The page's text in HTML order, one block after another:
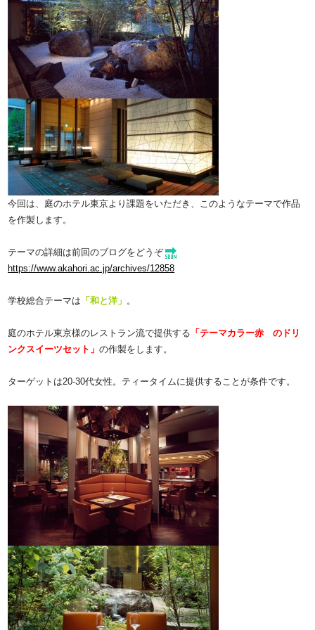
今回は、庭のホテル東京より課題をいただき、このようなテーマで作品
を作製します。
テーマの詳細は前回のブログをどうぞ
https://www.akahori.ac.jp/archives/12858
学校総合テーマは 「和と洋」 。
庭のホテル東京様のレストラン流で提供する 「テーマカラー赤 のドリ
ンクスイーツセット」の作製をします。
ターゲットは20-30代女性。ティータイムに提供することが条件です。